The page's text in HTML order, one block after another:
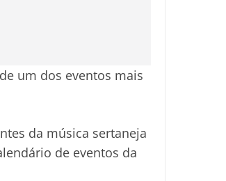
um dos eventos mais
da música sertaneja
de eventos da